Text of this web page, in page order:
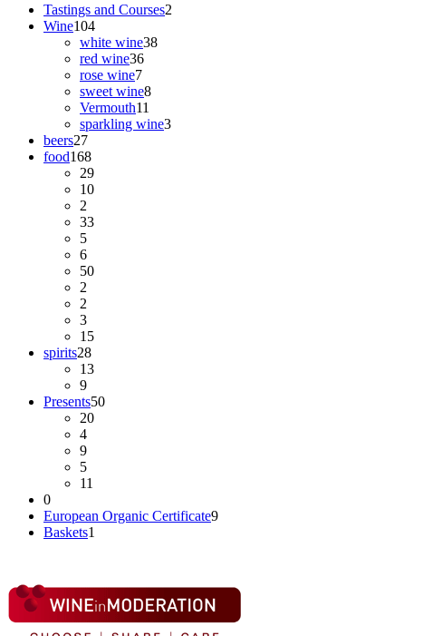
Tastings and Courses2
Wine104
white wine38
red wine36
rose wine7
sweet wine8
Vermouth11
sparkling wine3
beers27
food168
29
10
2
33
5
6
50
2
2
3
15
spirits28
13
9
Presents50
20
4
9
5
11
0
European Organic Certificate9
Baskets1